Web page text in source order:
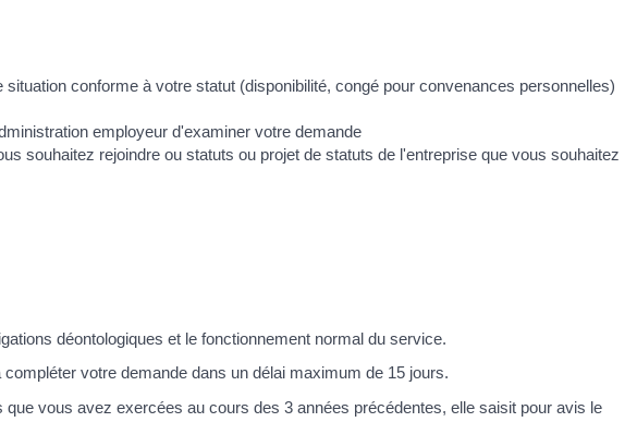
conforme à votre statut (disponibilité, congé pour convenances personnelles)
employeur d'examiner votre demande
souhaitez rejoindre ou statuts ou projet de statuts de l'entreprise que vous souhaitez
déontologiques et le fonctionnement normal du service.
votre demande dans un délai maximum de 15 jours.
vous avez exercées au cours des 3 années précédentes, elle saisit pour avis le